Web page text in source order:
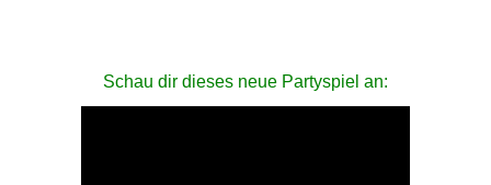
Schau dir dieses neue Partyspiel an: